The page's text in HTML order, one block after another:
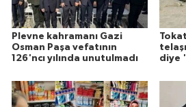
Plevne kahramanı Gazi
Osman Paşa vefatının
126'ncı yılında unutulmadı
diye